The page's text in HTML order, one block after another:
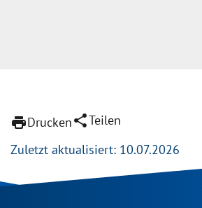
printDruckenshareTeilen
Zuletzt aktualisiert: 10.07.2026